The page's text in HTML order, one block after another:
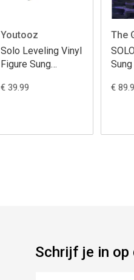
Youtooz
Solo Leveling Vinyl
Figure Sung
€ 39.99 €
Schrijf je in op